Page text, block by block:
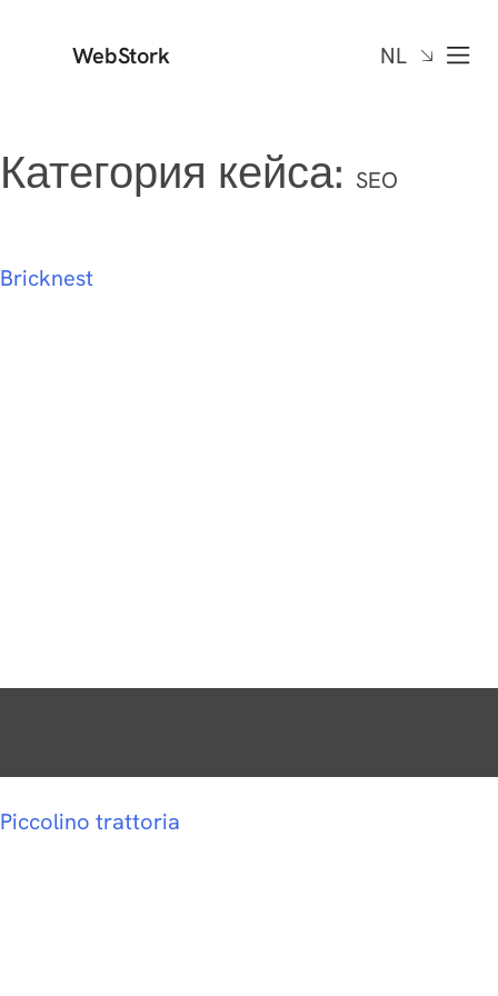
WebStork NL
Категория кейса: SEO
Bricknest
Piccolino trattoria